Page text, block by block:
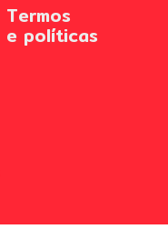
Termos
e políticas